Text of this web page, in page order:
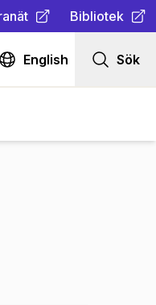
i ny flik)
Bibliotek
(Öppnas i ny
English Sök